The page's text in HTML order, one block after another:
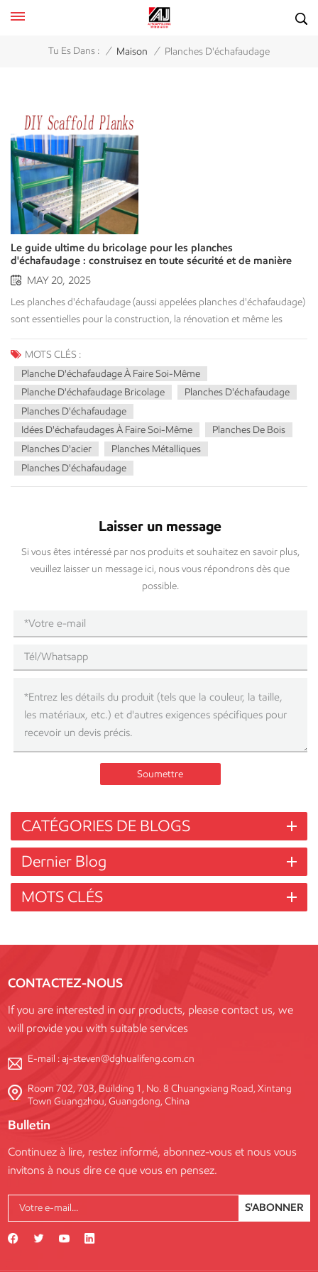
Tu Es Dans : / Maison / Planches D'échafaudage
Le guide ultime du bricolage pour les planches
d'échafaudage : construisez en toute sécurité et de manière
créative
MAY 20, 2025
Les planches d'échafaudage (aussi appelées planches d'échafaudage) sont essentielles pour la construction, la rénovation et même les projets de bricolage créatifs. Que vous construisiez une plateforme d'échafaudage temporaire ou que vous transformiez de vieilles planches d'échafaudage en meubles, ce guide vous permettra d'acquérir de nombreuses connaissances sur les projets de bricolage avec des planches d'échafaudage. Que sont les planches d’échafaudage ? Les planches d'échafaudage sont des planches plates en bois, en métal ou en matériaux composites, conçues comme plateformes de travail sur les échafaudages. Elles sont destinées à soutenir les travailleurs et le matériel en offrant une surface stable et plane lors des travaux nécessitant une certaine hauteur pour la construction, la réparation ou l'entretien. Types de planches d'échafaudage Planches d'échafaudage en bois -Traditionnellement fabriqué à partir de bois dur massif (par exemple, épicéa, pin ou sapin). -Doit répondre à une norme de résistance et de durabilité (par exemple OSHA ou EN 12811). -Devient progressivement obsolète en raison des risques d'éclatement, de déformation et de pourriture. Planches en acier ou en aluminium -Léger, durable et incombustible. -Souvent fourni avec un échafaudage système (par exemple, ringlock, cuplock). -Non poreux et résistant à l'humidité, aux insectes et à l'usure. Planches d'échafaudage composites (fibre de verre ou plastique) -Idéal pour les projets électriques puisque les matériaux composites sont naturellement non conducteurs. -Résistant aux produits chimiques, aux rayons UV et aux conditions météorologiques extrêmes. -Plus léger que l'acier, mais plus cher. Normes de sécurité primaires -OSHA (USA) : Les planches d'échafaudage doivent supporter au moins quatre fois leur charge prévue. -EN 12811 (Union européenne) : Définit les limites de résistance, de déflexion, de résistance au glissement, etc. -ANSI/ASSE A10.8 : Matériaux des planches d'échafaudage, inspection et définitions de la capacité de charge. Choisir les bonnes planches d'échafaudage pour les projets de bricolage La sélection des bonnes planches d’échafaudage garantira la sécurité, la stabilité et la productivité lors de la réalisation d’un projet de construction. 1. Identifiez tous vos besoinsType de projet : Travaux légers (peinture, nettoyage de vos gouttières) ou lourds (travaux de construction ou de maçonnerie).Hauteur et portée : À quelle hauteur travaillerez-vous ? Aurez-vous besoin de longues planches pour atteindre la zone étudiée ?Fréquence d'utilisation : S'agira-t-il d'un travail ponctuel ou souhaitez-vous réutiliser les planches d'échafaudage pour d'autres projets ? 2. Types de planches d'échafaudage pour le bricoleurPlanches de bois (économiques) Elles sont peu coûteuses et se trouvent partout (bois durs comme l'épicéa et le pin). Légères, elles se découpent facilement aux dimensions souhaitées pour la planification. Elles peuvent se déformer, se fissurer ou pourrir. Vérifiez régulièrement vos planches pour détecter les échardes et vérifier leur intégrité structurelle. Planches en aluminium ou en acier (utilisation à long terme)Ils sont solides, durables et résistent aux intempéries. Ils ne se plient pas et ne se fendillent pas comme le bois. Cependant, ils coûtent plus cher, sont plus lourds que le bois (mais plus légers que l'acier) et conviennent aux bricoleurs ou aux travaux plus lourds (par exemple, toiture, bardage). Planches composites/fibre de verre (travaux spécialisés)Les panneaux composites/fibre de verre sont utilisés pour les travaux électriques. Ils résistent aux produits chimiques, à l'humidité et aux rayons UV. Cependant, ils sont généralement coûteux. Consultez les prix et les spécifications car, selon vos besoins, ils peuvent être plus lourds que le bois et plus légers que l'acier. Ils sont généralement acceptables pour les travaux à proximité de lignes électriques ou en cas d'intempéries. Conseils de sécurité pour travailler avec des planches d'échafaudage Insistez sur la vérification des dommages avant utilisation.N’oubliez pas la capacité de charge – Assurez-vous que les planches peuvent supporter votre poids + vos outils/matériaux (l’OSHA suggère 4 fois la charge prévue).Attention aux surplombs – Les planches doivent dépasser d’au moins 6 pouces de vos supports, mais pas trop.Vérifiez avant utilisation – Recherchez les fissures, les courbures et la pourriture (cela semble étrange, mais surtout avec du bois).Vérifiez que tout ce qui soutient la planche est bon – N’utilisez jamais d’objets instables (comme des chaises ou des tables) comme bases d’échafaudage.Fixez la planche – Cela signifie que vous devez l’attacher ou utiliser des crochets d’échafaudage ou quelque chose pour l’empêcher de bouger.Fixez-le correctement avec des pinces/supports si vous construisez une plate-forme temporaire.Portez toujours des gants et des lunettes de sécurité lors de la coupe ou du ponçage. Projets créatifs de planches d'échafaudage à faire soi-même 1. Étagères en planches d'échafaudageMatériaux - 1 ou 2 planches d'échafaudage, supports, visProcessus - Poncer et teindre les planches d'échafaudage. - Fixer les supports au mur. - Fixez les planches aux supports pour créer une étagère rustique. 2. Table basse en planches d'échafaudageMatériaux - 4 planches d'échafaudage, pieds en épingle à cheveux, colle à boisProcessus - Collez les planches ensemble par paires, côte à côte. - Poncer pour lisser et appliquer le vernis. - Fixez les pieds en métal pour un style industriel. 3. Terrasse de jardin en planches d'échafaudageMatériaux - Un certain nombre de planches d'échafaudage, de solives, de vis. Processus - Solives comme base. - Visser les planches sur les planches en laissant de petits espaces pour le drainage. - Traiter avec un produit de préservation du bois extérieur. 4. Établi en planches d'échafaudageMatériaux - 2 ou 3 planches d'échafaudage, 2 ou plusieurs chevalets ou un cadre métallique.Processus - Si vous utilisez des chevalets, fixez les planches d'échafaudage sur les chevalets pour créer un établi temporaire. - Fixez un étau ou des crochets pour suspendre les outils. Entretien et traitement des planches d'échafaudage Quel que soit le type de planches d'échafaudage que vous utilisez (bois, métal ou composite), un bon entretien est essentiel pour garantir sécurité, longévité et performance. Voici quelques conseils pour entretenir vos planches d'échafaudage. 1. Planches d'échafaudage en bois Considérations relatives à la maintenanceInspections régulières - recherchez :Fissures, fentes ou déformationsPourriture, moisissure ou dommages causés par les insectesNœuds lâches ou échardes NettoyageBalayer la saleté et les débris.Lavage à la main avec du savon doux + eau (ne pas utiliser de nettoyeur haute pression, cela pourrait endommager le bois). SéchageConservez-les dans un endroit sec et aéré, c'est indispensable pour éviter l'humidité. Traitement et protection� Huilage/Scellement (pour prolonger la durée de vie du bois)Une fois par an, appliquez de l'huile de lin ou un produit de préservation du bois.Ne peignez pas les planches de l'échafaudage. La peinture peut masquer les dommages structurels.� Fongicide et insectifugeUtilisez des solutions de borate pour les protéger de la pourriture et des termites.� Protection des bordsUtilisez des sangles métalliques pour renforcer les extrémités afin d'éviter les fissures. ⚠ Quand faut-il retirer les planches de bois ?-Lorsque les fissures sont plus profondes que ¼ de pouce.-Lorsqu'une flexion ou un affaissement se produit sous une charge légère. 2. Planches d'échafaudage en aluminium/acier Suggestions d'entretienInspectez les dommages – Recherchez :-Bosses, courbures et/ou corrosion-Rivets et/ou soudures desserrés Nettoyage-Essuyer avec un chiffon humide.-Utilisez une brosse métallique + un convertisseur de rouille pour éliminer la rouille. Lubrification-Utiliser un spray silicone sur les pièces mobiles (si elles sont réglables). Prévenir la rouille-Planches galvanisées ou revêtues de poudre - Meilleur choix pour une utilisation prolongée.-Peinture de retouche - Utilisez un émail antirouille sur les rayures. ⚠ Quand faut-il retirer les planches métalliques ?La corrosion affecte l’intégrité structurelle.Si un coude crée un profil concave ou convexe, cela affecte la planéité (risque de danger). 3. Planches composites/fibre de verreConseils d'entretienNettoyageLaver à l'eau et au savon + brosse douceN'UTILISEZ PAS DE PRODUITS CHIMIQUES AGRESSIFS (peuvent dégrader la résine) InspectionVérifiez le délaminage, les fissures et les dommages causés par les UV. Protection UVRevêtements ignifuges UV - aident à prolonger la durée de vie de vos planches dans les climats ensoleillés. Quand faut-il retirer les planches composites ?-Si des fissures ou des fentes profondes se développent.-Si la flexibilité commence à augmenter (c'est un signe que le matériau est peut-être fatigué). Conseils généraux de stockage- Conserver à plat - des déformations (bois) ou des courbures (métal) peuvent se produire.- Stocker hors du sol - de l'humidité/de la rouille peuvent se développer.-Couverture - utilisez des bâches pour le stockage extérieur. Rappels de sécurité-N'utilisez jamais de planches endommagées - Même de très petites fissures peuvent échouer lorsqu'elles sont chargées.-Suivez toujours les instructions du fabricant - limitations de poids et conditions d'utilisation.-Étiquetez vos planches - Gardez des notes sur les dates d'inspection, les réparations, etc. Conclusion Les planches d'échafaudage sont incroyablement polyvalentes pour les projets d'échafaudage DIY. Que vous recycliez de vieilles planches d'échafaudage ou construisiez une plateforme de travail robuste, privilégiez toujours la sécurité et un traitement approprié.Vous souhaitez acheter des marches d'échafaudage pour votre projet, vous pouvez contacter Bâtiment AJNous vous fournirons des devis et des s
MOTS CLÉS :
Planche D'échafaudage À Faire Soi-Même
Planche D'échafaudage Bricolage
Planches D'échafaudage
Planches D'échafaudage
Idées D'échafaudages À Faire Soi-Même
Planches De Bois
Planches D'acier
Planches Métalliques
Planches D'échafaudage
Laisser un message
Si vous êtes intéressé par nos produits et souhaitez en savoir plus,
veuillez laisser un message ici, nous vous répondrons dès que
possible.
Soumettre
CATÉGORIES DE BLOGS
Dernier Blog
MOTS CLÉS
CONTACTEZ-NOUS
If you are interested in our products, please contact us, we
will provide you with suitable services
E-mail :aj-steven@dghualifeng.com.cn
Room 702, 703, Building 1, No. 8 Chuangxiang Road, Xintang
Town Guangzhou, Guangdong, China
Bulletin
Continuez à lire, restez informé, abonnez-vous et nous vous
invitons à nous dire ce que vous en pensez.
S'ABONNER